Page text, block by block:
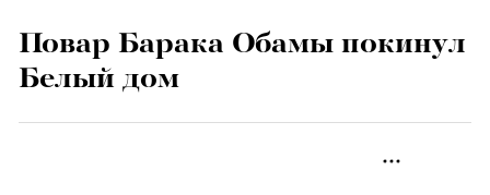
Повар Барака Обамы покинул
Белый дом